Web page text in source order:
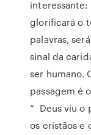
interessante:
glorificará o
palavras,
sinal da
ser humano.
passagem é
“ Deus viu o
os cristãos e